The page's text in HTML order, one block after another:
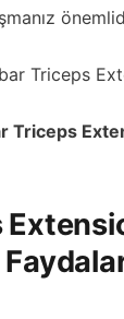
Triceps